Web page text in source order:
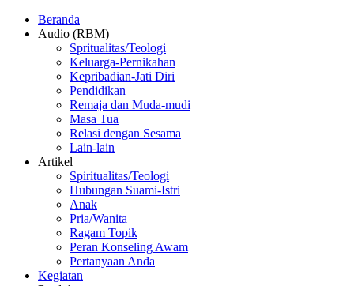
Beranda
Audio (RBM)
Spritualitas/Teologi
Keluarga-Pernikahan
Kepribadian-Jati Diri
Pendidikan
Remaja dan Muda-mudi
Masa Tua
Relasi dengan Sesama
Lain-lain
Artikel
Spiritualitas/Teologi
Hubungan Suami-Istri
Anak
Pria/Wanita
Ragam Topik
Peran Konseling Awam
Pertanyaan Anda
Kegiatan